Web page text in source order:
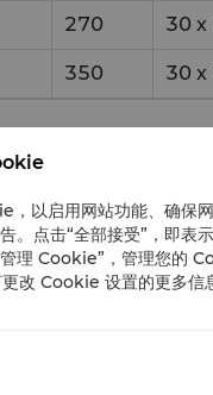
270 30 x
350 30 x
尺寸（
课堂
，以启用网站功能、确保
。点击“全部接受”，即表
理 Cookie”，管理您的
改 Cookie 设置的更多信